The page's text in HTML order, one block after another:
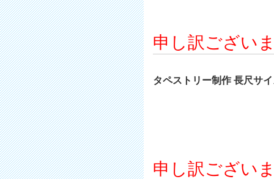
申し訳ござい
タペストリー制作 長尺サ
申し訳ござい